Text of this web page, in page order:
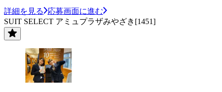
詳細を見る
応募画面に進む
SUIT SELECT アミュプラザみやざき[1451]